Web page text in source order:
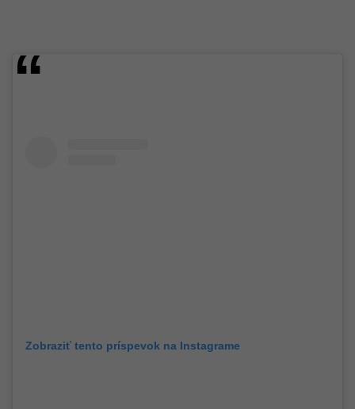
Zobraziť tento príspevok na Instagrame